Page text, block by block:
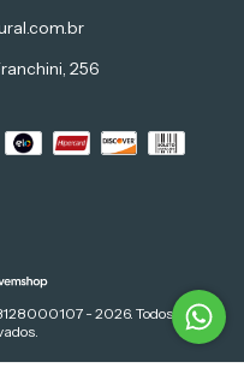
256
- 2026. Todos os